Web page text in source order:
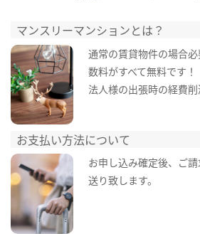
マンスリーマンションとは？
通常の賃貸物件の場合
数料がすべて無料です！
法人様の出張時の経費削
お支払い方法について
お申し込み確定後、ご
送り致します。